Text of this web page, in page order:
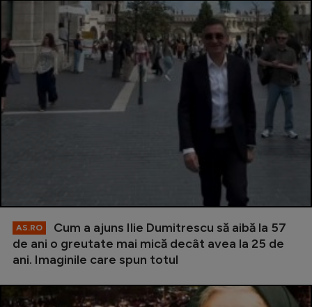
AS.RO
Cum a ajuns Ilie Dumitrescu să aibă la 57
de ani o greutate mai mică decât avea la 25 de
ani. Imaginile care spun totul